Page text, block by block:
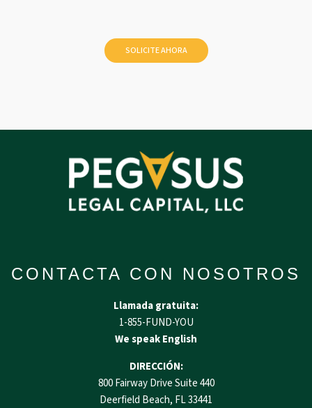
CONTACTA CON NOSOTROS
Llamada gratuita:
1-855-FUND-YOU
We speak English
DIRECCIÓN:
800 Fairway Drive Suite 440
Deerfield Beach, FL 33441